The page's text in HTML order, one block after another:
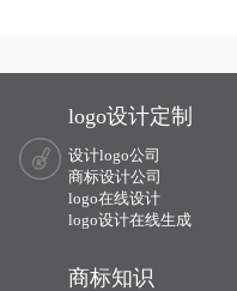
logo设计定制
设计logo公司
商标设计公司
logo在线设计
logo设计在线生成
商标知识